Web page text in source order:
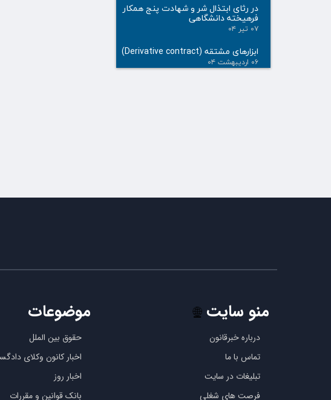
در رثای ابتذال شر و شهادت پنج همکار
فرهیخته دانشگاهی
۰۷ تیر ۰۴
ابزارهای مشتقه (Derivative contract)
۰۶ اردیبهشت ۰۴
درباره خبرقانون
تماس با ما
تبلیغات در سایت
فرصت های شغلی
منو سایت 🌐
حقوق بین الملل
اخبار کانون وکلای
اخبار روز
بانک قوانین و مقررات
موضوعات